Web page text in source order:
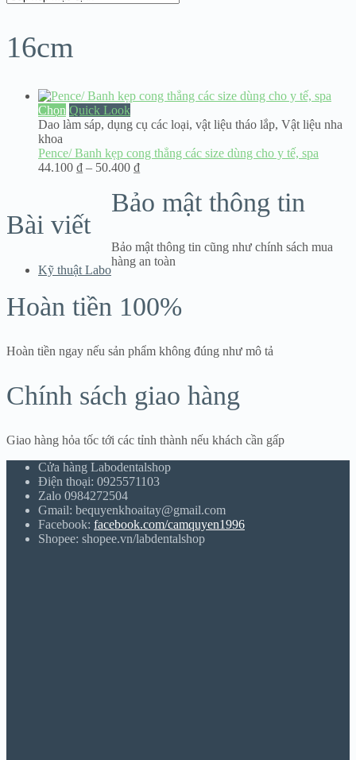
16cm
Chọn Quick Look
Dao làm sáp, dụng cụ các loại, vật liệu tháo lắp, Vật liệu nha
khoa
Pence/ Banh kẹp cong thẳng các size dùng cho y tế, spa
44.100 ₫ – 50.400 ₫Khoảng
44.100 ₫
Bài viết
Kỹ thuật Labo
Bảo mật thông tin
Bảo mật thông tin cũng như chính sách mua
hàng an toàn
Hoàn tiền 100%
Hoàn tiền ngay nếu sản phẩm không đúng như mô tả
Chính sách giao hàng
Giao hàng hỏa tốc tới các tỉnh thành nếu khách cần gấp
Cửa hàng Labodentalshop
Điện thoại: 0925571103
Zalo 0984272504
Gmail: bequyenkhoaitay@gmail.com
Facebook: facebook.com/camquyen1996
Shopee: shopee.vn/labdentalshop